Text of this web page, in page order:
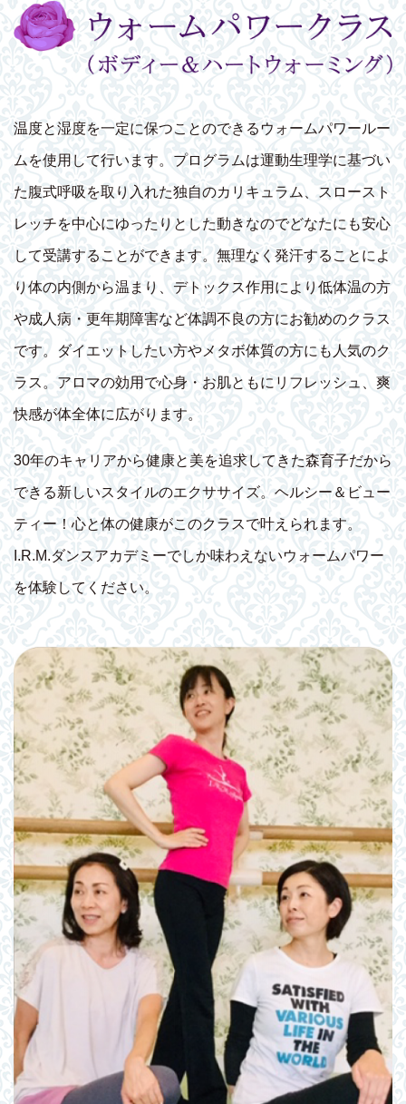
温度と湿度を一定に保つことのできるウォームパワールー
ムを使用して行います。プログラムは運動生理学に基づい
た腹式呼吸を取り入れた独自のカリキュラム、スロースト
レッチを中心にゆったりとした動きなのでどなたにも安心
して受講することができます。無理なく発汗することによ
り体の内側から温まり、デトックス作用により低体温の方
や成人病・更年期障害など体調不良の方にお勧めのクラス
です。ダイエットしたい方やメタボ体質の方にも人気のク
ラス。アロマの効用で心身・お肌ともにリフレッシュ、爽
快感が体全体に広がります。
30年のキャリアから健康と美を追求してきた森育子だから
できる新しいスタイルのエクササイズ。ヘルシー＆ビュー
ティー！心と体の健康がこのクラスで叶えられます。
I.R.M.ダンスアカデミーでしか味わえないウォームパワー
を体験してください。